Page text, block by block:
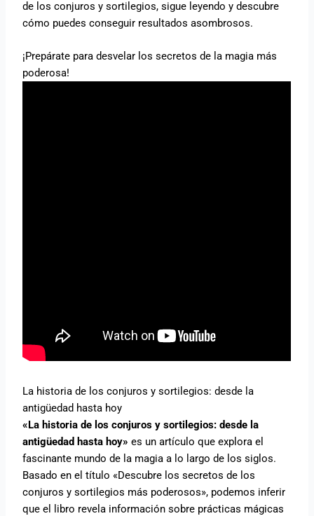
de los conjuros y sortilegios, sigue leyendo y descubre
cómo puedes conseguir resultados asombrosos.
¡Prepárate para desvelar los secretos de la magia más
poderosa!
La historia de los conjuros y sortilegios: desde la
antigüedad hasta hoy
«La historia de los conjuros y sortilegios: desde la
antigüedad hasta hoy» es un artículo que explora el
fascinante mundo de la magia a lo largo de los siglos.
Basado en el título «Descubre los secretos de los
conjuros y sortilegios más poderosos», podemos inferir
que el libro revela información sobre prácticas mágicas